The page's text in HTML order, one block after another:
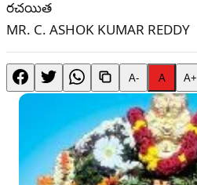
రచయిత
MR. C. ASHOK KUMAR REDDY
A- A A+